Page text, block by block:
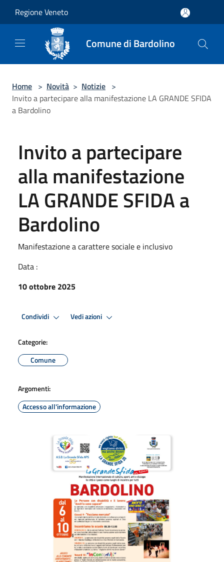
Regione Veneto
Comune di Bardolino
Home > Novità > Notizie >
Invito a partecipare alla manifestazione LA GRANDE SFIDA
a Bardolino
Invito a partecipare
alla manifestazione
LA GRANDE SFIDA a
Bardolino
Manifestazione a carattere sociale e inclusivo
Data :
10 ottobre 2025
Condividi Vedi azioni
Categorie:
Comune
Argomenti:
Accesso all'informazione